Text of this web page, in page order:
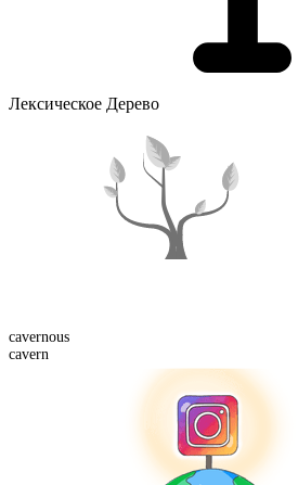
Лексическое Дерево
cavernous
cavern